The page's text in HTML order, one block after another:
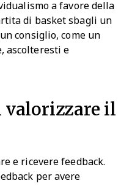
a favore della
di basket sbagli un
consiglio, come un
ascolteresti e
valorizzare il
e ricevere feedback.
per avere